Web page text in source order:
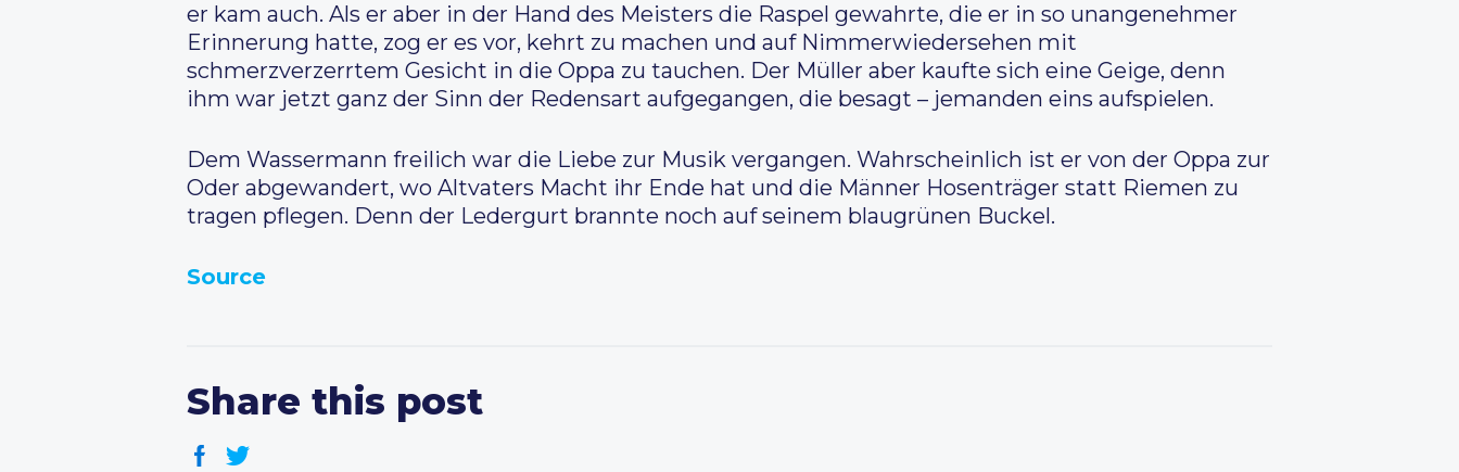
er kam auch. Als er aber in der Hand des Meisters die Raspel gewahrte, die er in so unangenehmer
Erinnerung hatte, zog er es vor, kehrt zu machen und auf Nimmerwiedersehen mit
schmerzverzerrtem Gesicht in die Oppa zu tauchen. Der Müller aber kaufte sich eine Geige, denn
ihm war jetzt ganz der Sinn der Redensart aufgegangen, die besagt – jemanden eins aufspielen.
Dem Wassermann freilich war die Liebe zur Musik vergangen. Wahrscheinlich ist er von der Oppa zur
Oder abgewandert, wo Altvaters Macht ihr Ende hat und die Männer Hosenträger statt Riemen zu
tragen pflegen. Denn der Ledergurt brannte noch auf seinem blaugrünen Buckel.
Source
Share this post